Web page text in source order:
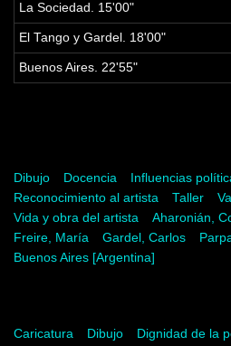
La Sociedad. 15'00"
El Tango y Gardel. 18'00"
Buenos Aires. 22'55"
Dibujo Docencia Influencias
Reconocimiento al artista
Taller
Vida y obra del artista
Aharonián,
Freire, María
Gardel, Carlos
Buenos Aires [Argentina]
Caricatura Dibujo Dignidad de la